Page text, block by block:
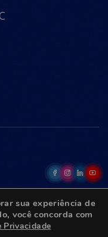
sua experiência de
você concorda com
Privacidade